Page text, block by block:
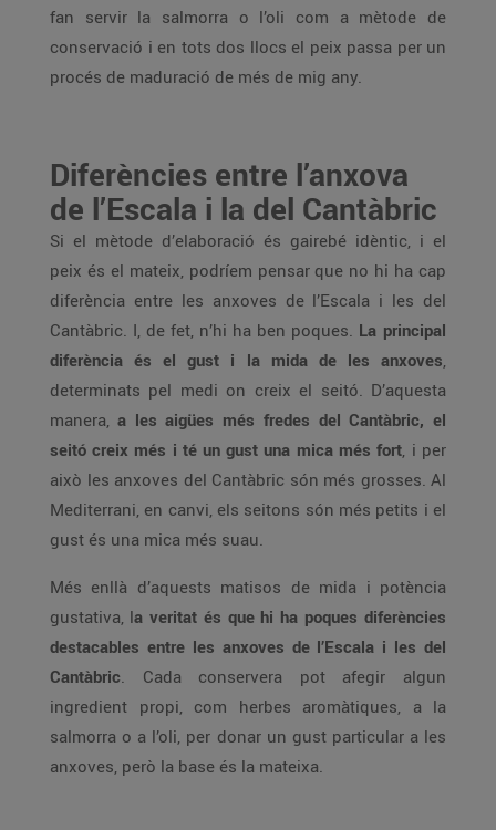
fan servir la salmorra o l’oli com a mètode de
conservació i en tots dos llocs el peix passa per un
procés de maduració de més de mig any.
Diferències entre l’anxova
de l’Escala i la del Cantàbric
Si el mètode d’elaboració és gairebé idèntic, i el
peix és el mateix, podríem pensar que no hi ha cap
diferència entre les anxoves de l’Escala i les del
Cantàbric. I, de fet, n’hi ha ben poques. La principal
diferència és el gust i la mida de les anxoves,
determinats pel medi on creix el seitó. D’aquesta
manera, a les aigües més fredes del Cantàbric, el
seitó creix més i té un gust una mica més fort, i per
això les anxoves del Cantàbric són més grosses. Al
Mediterrani, en canvi, els seitons són més petits i el
gust és una mica més suau.
Més enllà d’aquests matisos de mida i potència
gustativa, la veritat és que hi ha poques diferències
destacables entre les anxoves de l’Escala i les del
Cantàbric. Cada conservera pot afegir algun
ingredient propi, com herbes aromàtiques, a la
salmorra o a l’oli, per donar un gust particular a les
anxoves, però la base és la mateixa.